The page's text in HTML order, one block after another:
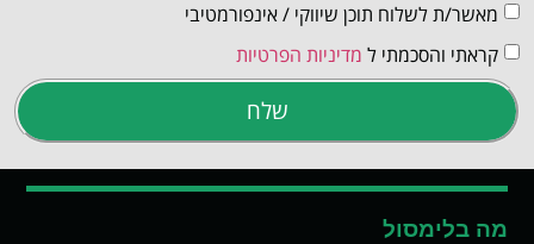
מאשר/ת לשלוח תוכן שיווקי / אינפורמטיבי
קראתי והסכמתי ל מדיניות הפרטיות
שלח
מה בלימסול